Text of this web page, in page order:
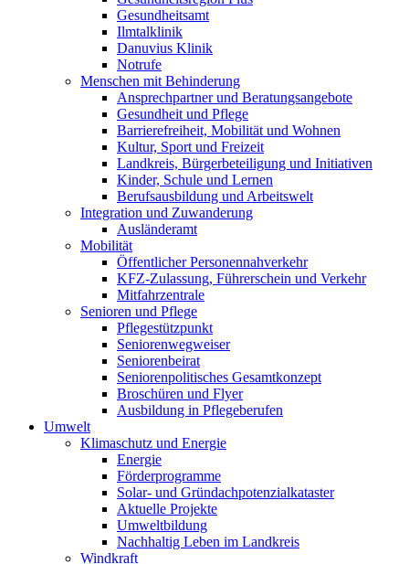
Gesundheitsamt
Ilmtalklinik
Danuvius Klinik
Notrufe
Menschen mit Behinderung
Ansprechpartner und Beratungsangebote
Gesundheit und Pflege
Barrierefreiheit, Mobilität und Wohnen
Kultur, Sport und Freizeit
Landkreis, Bürgerbeteiligung und Initiativen
Kinder, Schule und Lernen
Berufsausbildung und Arbeitswelt
Integration und Zuwanderung
Ausländeramt
Mobilität
Öffentlicher Personennahverkehr
KFZ-Zulassung, Führerschein und Verkehr
Mitfahrzentrale
Senioren und Pflege
Pflegestützpunkt
Seniorenwegweiser
Seniorenbeirat
Seniorenpolitisches Gesamtkonzept
Broschüren und Flyer
Ausbildung in Pflegeberufen
Umwelt
Klimaschutz und Energie
Energie
Förderprogramme
Solar- und Gründachpotenzialkataster
Aktuelle Projekte
Umweltbildung
Nachhaltig Leben im Landkreis
Windkraft